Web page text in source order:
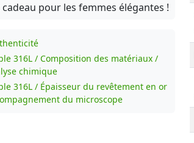
pour les femmes élégantes !
316L / Composition des matériaux /
chimique
316L / Épaisseur du revêtement en or
du microscope